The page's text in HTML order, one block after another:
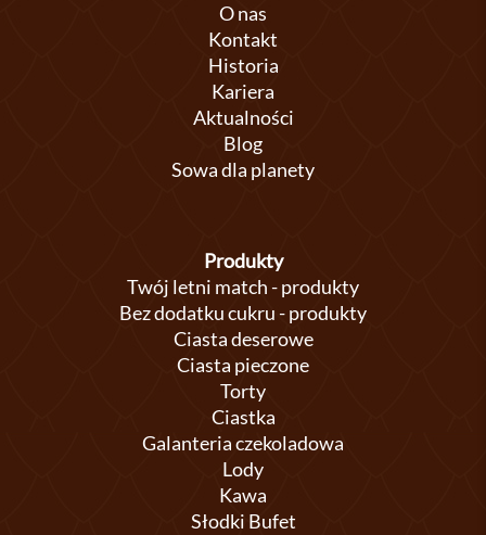
O nas
Kontakt
Historia
Kariera
Aktualności
Blog
Sowa dla planety
Produkty
Twój letni match - produkty
Bez dodatku cukru - produkty
Ciasta deserowe
Ciasta pieczone
Torty
Ciastka
Galanteria czekoladowa
Lody
Kawa
Słodki Bufet